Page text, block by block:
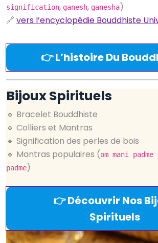
signification, ganesh, ganesha)
🔗 vers l’encyclopédie Bouddhiste
👉 L’histoire Du
Bijoux Spirituels
🔹 Bracelet Bouddhiste
🔹 Colliers et Mantras
🔹 Signification des perles de bois
🔹 Mantras populaires (om mani padme
padme)
👉 Découvrir Nos
Spirituels